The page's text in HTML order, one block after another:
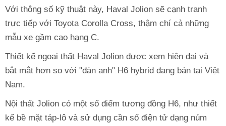
Với thông số kỹ thuật này, Haval Jolion sẽ cạnh tranh
trực tiếp với Toyota Corolla Cross, thậm chí cả những
mẫu xe gầm cao hạng C.
Thiết kế ngoại thất Haval Jolion được xem hiện đại và
bắt mắt hơn so với "đàn anh" H6 hybrid đang bán tại Việt
Nam.
Nội thất Jolion có một số điểm tương đồng H6, như thiết
kế bề mặt táp-lô và sử dụng cần số điện tử dạng núm